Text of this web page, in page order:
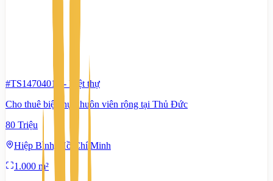
#TS14704010 - Biệt thự
Cho thuê biệt thự khuôn viên rộng tại Thủ Đức
80 Triệu
Hiệp Bình, Hồ Chí Minh
1.000 m²